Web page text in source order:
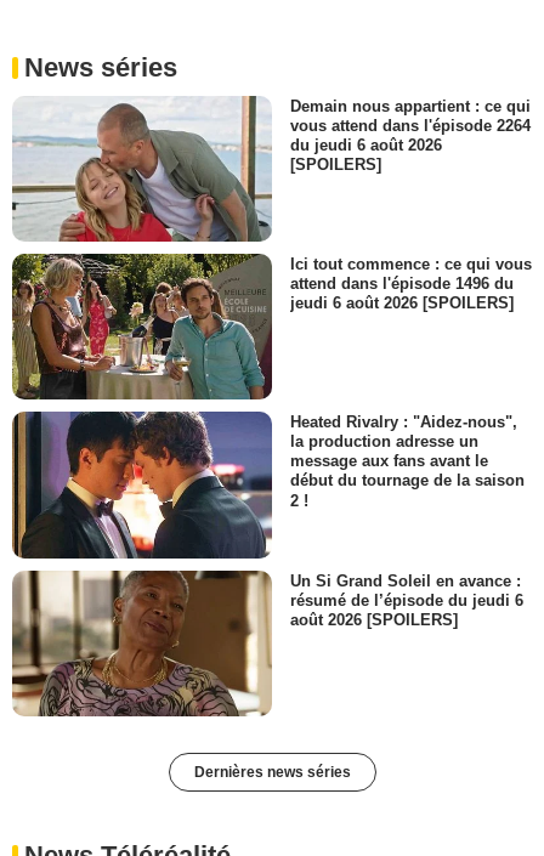
News séries
Demain nous appartient : ce qui
vous attend dans l'épisode 2264
du jeudi 6 août 2026
[SPOILERS]
Ici tout commence : ce qui vous
attend dans l'épisode 1496 du
jeudi 6 août 2026 [SPOILERS]
Heated Rivalry : "Aidez-nous",
la production adresse un
message aux fans avant le
début du tournage de la saison
2 !
Un Si Grand Soleil en avance :
résumé de l’épisode du jeudi 6
août 2026 [SPOILERS]
Dernières news séries